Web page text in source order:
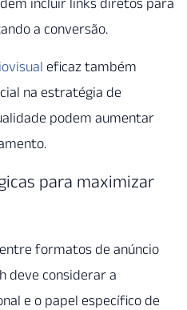
incluir links diretos para
a conversão.
eficaz também
na estratégia de
podem aumentar
para maximizar
formatos de anúncio
deve considerar a
e o papel específico de